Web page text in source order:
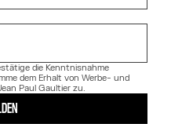
die Kenntnisnahme
dem Erhalt von Werbe- und
Paul Gaultier zu.